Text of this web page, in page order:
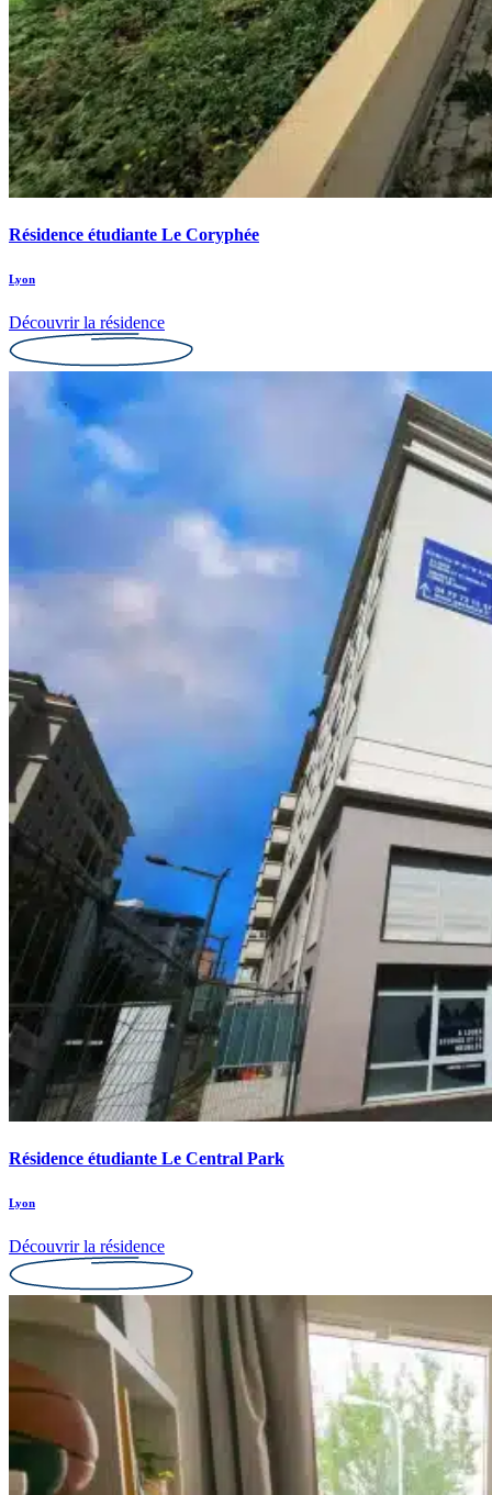
Résidence étudiante Le Coryphée
Lyon
Découvrir la résidence
Résidence étudiante Le Central Park
Lyon
Découvrir la résidence